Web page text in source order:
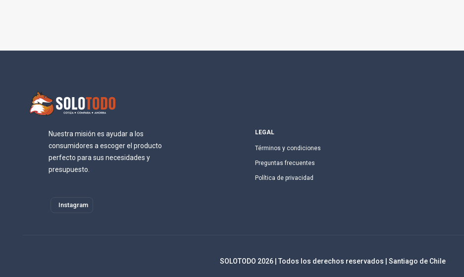
Nuestra misión es ayudar a los
consumidores a escoger el producto
perfecto para sus necesidades y
presupuesto.
Instagram
LEGAL
Términos y condiciones
Preguntas frecuentes
Política de privacidad
SOLOTODO 2026 | Todos los derechos reservados | Santiago de Chile